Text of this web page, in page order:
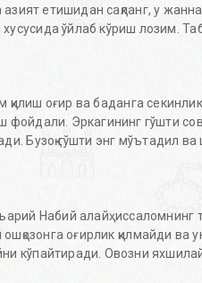
азият етишидан сақланг, у
ўйлаб кўриш лозим.
қилиш оғир ва баданга
Эркагининг гўшти
Бузоқ гўшти энг мўътадил ва
Набий алайҳиссаломнинг
оғирлик қилмайди ва
кўпайтиради. Овозни